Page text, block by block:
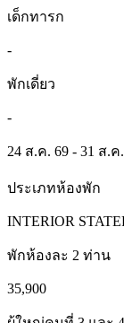
เด็กทารก
-
พักเดี่ยว
-
24 ส.ค. 69 - 31 ส.ค
ประเภทห้องพัก
INTERIOR
พักห้องละ 2 ท่าน
35,900